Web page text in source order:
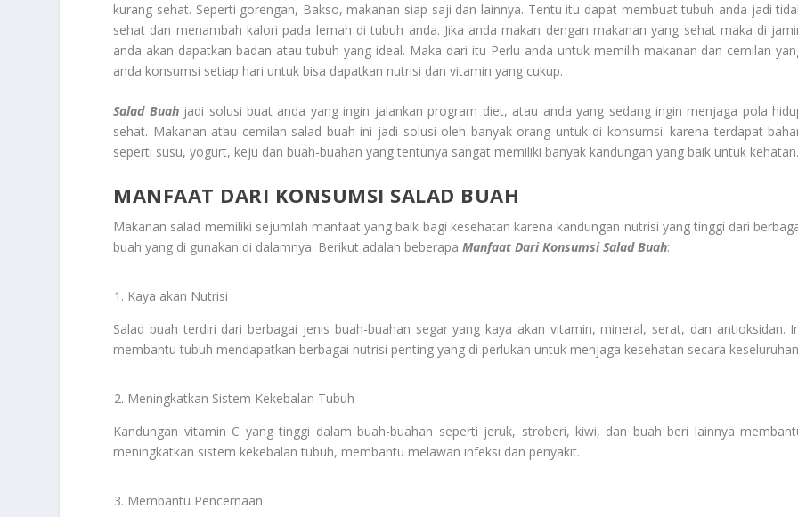
kurang sehat. Seperti gorengan, Bakso, makanan siap saji dan lainnya. Tentu itu dapat membuat tubuh anda jadi
sehat dan menambah kalori pada lemah di tubuh anda. Jika anda makan dengan makanan yang sehat maka di
anda akan dapatkan badan atau tubuh yang ideal. Maka dari itu Perlu anda untuk memilih makanan dan cemilan
anda konsumsi setiap hari untuk bisa dapatkan nutrisi dan vitamin yang cukup.
Salad Buahjadi solusi buat anda yang ingin jalankan program diet, atau anda yang sedang ingin menjaga pola
sehat. Makanan atau cemilan salad buah ini jadi solusi oleh banyak orang untuk di konsumsi. karena terdapat
seperti susu, yogurt, keju dan buah-buahan yang tentunya sangat memiliki banyak kandungan yang baik untuk kehatan.
MANFAAT DARI KONSUMSI SALAD BUAH
Makanan salad memiliki sejumlah manfaat yang baik bagi kesehatan karena kandungan nutrisi yang tinggi dari
buah yang di gunakan di dalamnya. Berikut adalah beberapaManfaat Dari Konsumsi Salad Buah:
Kaya akan Nutrisi
Salad buah terdiri dari berbagai jenis buah-buahan segar yang kaya akan vitamin, mineral, serat, dan antioksidan.
membantu tubuh mendapatkan berbagai nutrisi penting yang di perlukan untuk menjaga kesehatan secara
Meningkatkan Sistem Kekebalan Tubuh
Kandungan vitamin C yang tinggi dalam buah-buahan seperti jeruk, stroberi, kiwi, dan buah beri lainnya
meningkatkan sistem kekebalan tubuh, membantu melawan infeksi dan penyakit.
Membantu Pencernaan